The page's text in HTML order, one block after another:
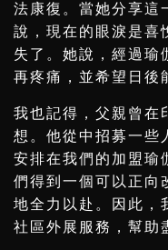
法康復。當她分享
說，現在的眼淚是喜
失了。她說，經過瑜
再疼痛，並希望日後
我也記得，父親曾在
想。他從中招募一些
安排在我們的加盟瑜
們得到一個可以正向
地全力以赴。因此，
社區外展服務，幫助